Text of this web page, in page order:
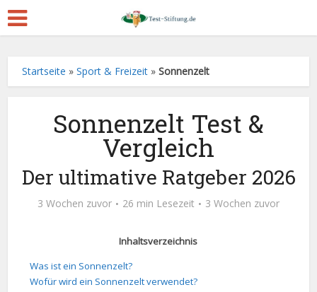
Startseite »Sport & Freizeit »Sonnenzelt
Sonnenzelt Test &
Vergleich
Der ultimative Ratgeber 2026
3 Wochen zuvor 26 min Lesezeit 3 Wochen zuvor
Inhaltsverzeichnis
Was ist ein Sonnenzelt?
Wofür wird ein Sonnenzelt verwendet?